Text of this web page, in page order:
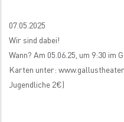
07.05.2025
Wir sind dabei!
Wann? Am 05.06.25, um 9:30 im
Karten unter:
Jugendliche 2€)